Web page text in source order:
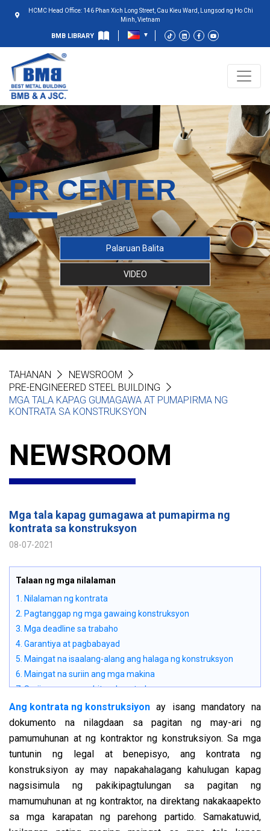
HCMC Head Office: 146 Phan Xich Long Street, Cau Kieu Ward, Lungsod ng Ho Chi
Minh, Vietnam
BMB LIBRARY
PR CENTER
Palaruan Balita
VIDEO
TAHANAN
NEWSROOM
PRE-ENGINEERED STEEL BUILDING
MGA TALA KAPAG GUMAGAWA AT PUMAPIRMA NG
KONTRATA SA KONSTRUKSYON
NEWSROOM
Mga tala kapag gumagawa at pumapirma ng
kontrata sa konstruksyon
08-07-2021
Talaan ng mga nilalaman
1. Nilalaman ng kontrata
2. Pagtanggap ng mga gawaing konstruksyon
3. Mga deadline sa trabaho
4. Garantiya at pagbabayad
5. Maingat na isaalang-alang ang halaga ng konstruksyon
6. Maingat na suriin ang mga makina
7. Suriin ang mga guhit ng konstruksyon
8. Itukoy ang progreso ng konstruksyon
9. Huwag baguhin ang mga tuntunin na nakasaad sa kontrata
10. Kontrolin ang gastos
Ang kontrata ng konstruksiyon ay isang mandatory na
dokumento na nilagdaan sa pagitan ng may-ari ng
pamumuhunan at ng kontraktor ng konstruksiyon. Sa mga
tuntunin ng legal at benepisyo, ang kontrata ng
konstruksiyon ay may napakahalagang kahulugan kapag
nagsisimula ng pakikipagtulungan sa pagitan ng
mamumuhunan at ng kontraktor, na direktang nakakaapekto
sa mga karapatan ng parehong partido. Samakatuwid,